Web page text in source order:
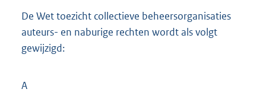
De Wet toezicht collectieve beheersorganisaties
auteurs- en naburige rechten wordt als volgt
gewijzigd:
A